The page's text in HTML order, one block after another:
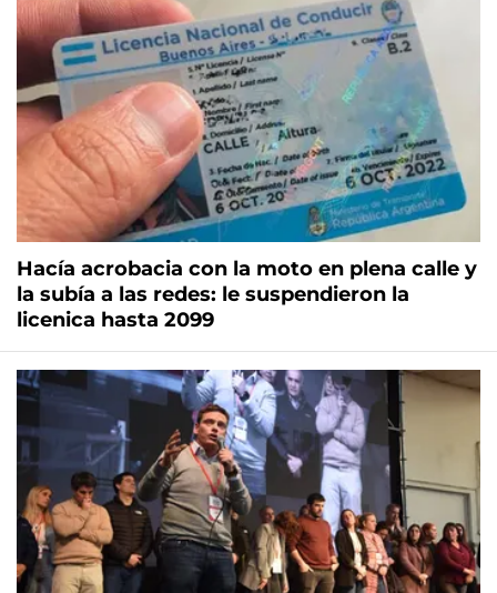
Hacía acrobacia con la moto en plena calle y
la subía a las redes: le suspendieron la
licenica hasta 2099